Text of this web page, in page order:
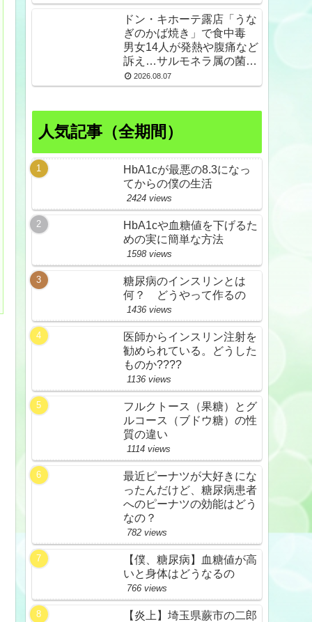
ドン・キホーテ露店「うな
ぎのかば焼き」で食中毒
男女14人が発熱や腹痛など
訴え…サルモネラ属の菌検
出2026.08.07
人気記事（全期間）
HbA1cが最悪の8.3になっ
てからの僕の生活
2424 views
HbA1cや血糖値を下げるた
めの実に簡単な方法
1598 views
糖尿病のインスリンとは
何？ どうやって作るの
1436 views
医師からインスリン注射を
勧められている。どうした
ものか????
1136 views
フルクトース（果糖）とグ
ルコース（ブドウ糖）の性
質の違い
1114 views
最近ピーナツが大好きにな
ったんだけど、糖尿病患者
へのピーナツの効能はどう
なの？
782 views
【僕、糖尿病】血糖値が高
いと身体はどうなるの
766 views
【炎上】埼玉県蕨市の二郎